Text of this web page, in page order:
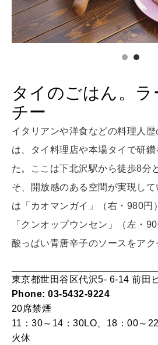
[12星座別] Weekly
HEALTH
自分にやさしく
LEARN
ママもいろいろ
わたしができるこ
CULTURE
タイのごはん。ラ
チー
イタリアンや洋食などの料理人
は、タイ料理店や本場タイで研
た。ここは下北沢駅から徒歩8分
そ、開放感のある空間が実現し
は「カオマンガイ」（右・980円
「クンオップウンセン」（左・
酸っぱい青唐辛子のソースをアク
東京都世田谷区代沢5- 6-14 前田
Phone: 03-5432-9224
20席禁煙
11：30～14：30LO、18：00～
火休